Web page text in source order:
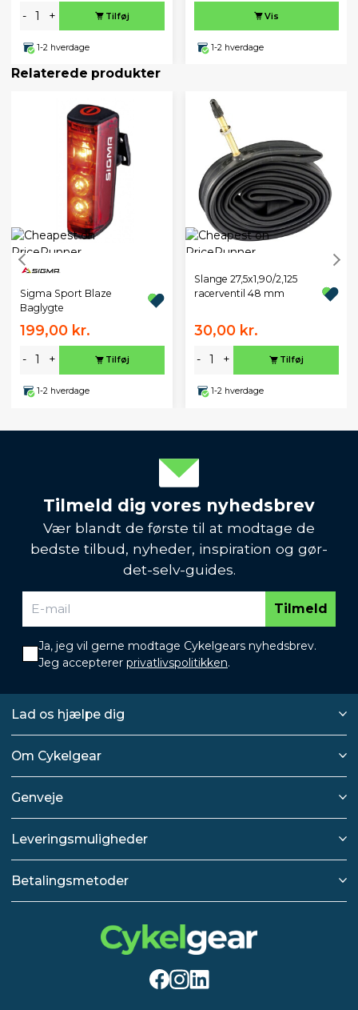
- + Tilføj
1-2 hverdage
Vis
1-2 hverdage
Relaterede produkter
Sigma Sport Blaze
Baglygte
199,00 kr.
- + Tilføj
1-2 hverdage
Slange 27,5x1,90/2,125
racerventil 48 mm
30,00 kr.
- + Tilføj
1-2 hverdage
Tilmeld dig vores nyhedsbrev
Vær blandt de første til at modtage de
bedste tilbud, nyheder, inspiration og gør-
det-selv-guides.
Tilmeld
Ja, jeg vil gerne modtage Cykelgears nyhedsbrev.
Jeg accepterer privatlivspolitikken.
Lad os hjælpe dig
Om Cykelgear
Genveje
Leveringsmuligheder
Betalingsmetoder